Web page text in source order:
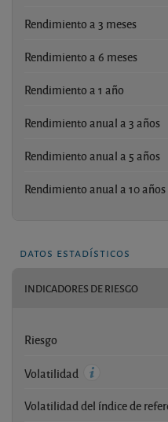
Rendimiento a 3 meses
Rendimiento a 6 meses
Rendimiento a 1 año
Rendimiento anual a 3 años
Rendimiento anual a 5 años
Rendimiento anual a 10 años
datos estadísticos
INDICADORES DE RIESGO
Riesgo
Volatilidad
Volatilidad del índice de